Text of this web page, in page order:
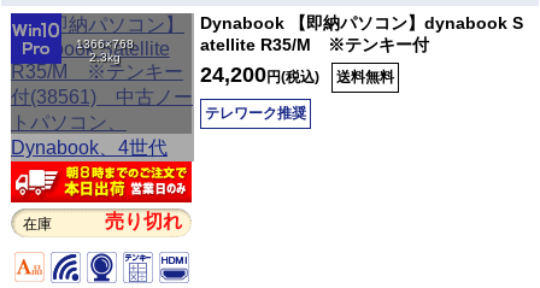
1366×768
2.3kg
在庫 売り切れ
Dynabook 【即納パソコン】dynabook S
atellite R35/M ※テンキー付
24,200円(税込) 送料無料
テレワーク推奨